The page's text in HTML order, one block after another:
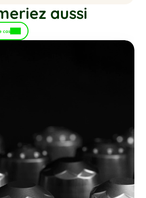
aussi
cas